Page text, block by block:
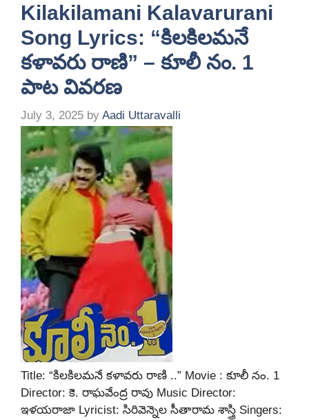
Kilakilamani Kalavarurani
Song Lyrics: “కిలకిలమనే
కళావరు రాణి” – కూలీ నం. 1
పాట వివరణ
July 3, 2025 by Aadi Uttaravalli
Title: “కిలకిలమనే కళావరు రాణి ..” Movie : కూలీ నం. 1
Director: కె. రాఘవేంద్ర రావు Music Director:
ఇళయరాజా Lyricist: సిరివెన్నెల సీతారామ శాస్త్రి Singers: